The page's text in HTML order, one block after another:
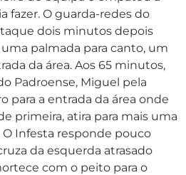
fazer. O guarda-redes do
dois minutos depois
palmada para canto, um
da área. Aos 65 minutos,
Padroense, Miguel pela
para a entrada da área onde
primeira, atira para mais uma
O Infesta responde pouco
da esquerda atrasado
com o peito para o